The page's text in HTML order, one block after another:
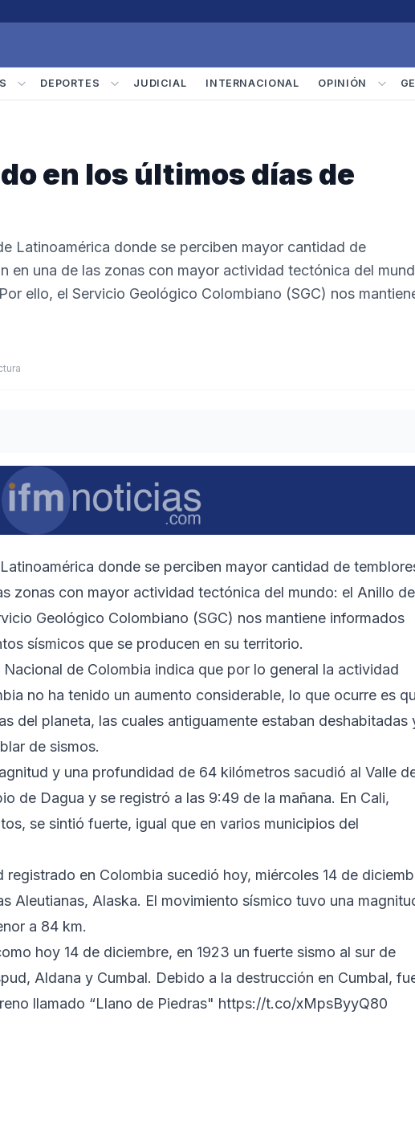
DEPORTES JUDICIAL INTERNACIONAL OPINIÓN
en los últimos días de
Latinoamérica donde se perciben mayor cantidad de
en una de las zonas con mayor actividad tectónica del
ello, el Servicio Geológico Colombiano (SGC) nos
donde se perciben mayor cantidad de
zonas con mayor actividad tectónica del mundo: el Anillo de
Geológico Colombiano (SGC) nos mantiene informados
sísmicos que se producen en su territorio.
de Colombia indica que por lo general la actividad
no ha tenido un aumento considerable, lo que ocurre es
del planeta, las cuales antiguamente estaban deshabitadas
de s​ismos.​
y una profundidad de 64 kilómetros sacudió al Valle
de Dagua y se registró a las 9:49 de la mañana. En Cali,
se sintió fuerte, igual que en varios municipios del
registrado en Colombia sucedió hoy, miércoles 14 de
Aleutianas, Alaska. El movimiento sísmico tuvo una
a 84 km.
hoy 14 de diciembre, en 1923 un fuerte sismo al sur de
Aldana y Cumbal. Debido a la destrucción en Cumbal,
llamado “Llano de Piedras" https://t.co/xMpsByyQ80